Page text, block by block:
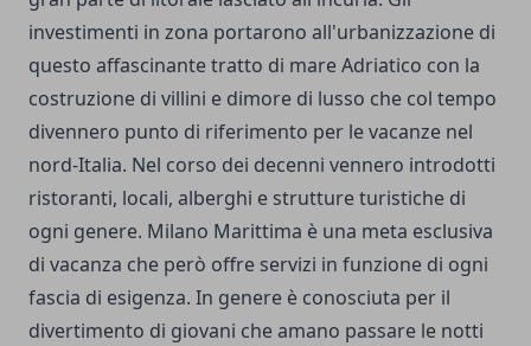
investimenti in zona portarono all'urbanizzazione di
questo affascinante tratto di mare Adriatico con la
costruzione di villini e dimore di lusso che col tempo
divennero punto di riferimento per le vacanze nel
nord-Italia. Nel corso dei decenni vennero introdotti
ristoranti, locali, alberghi e strutture turistiche di
ogni genere. Milano Marittima è una meta esclusiva
di vacanza che però offre servizi in funzione di ogni
fascia di esigenza. In genere è conosciuta per il
divertimento di giovani che amano passare le notti